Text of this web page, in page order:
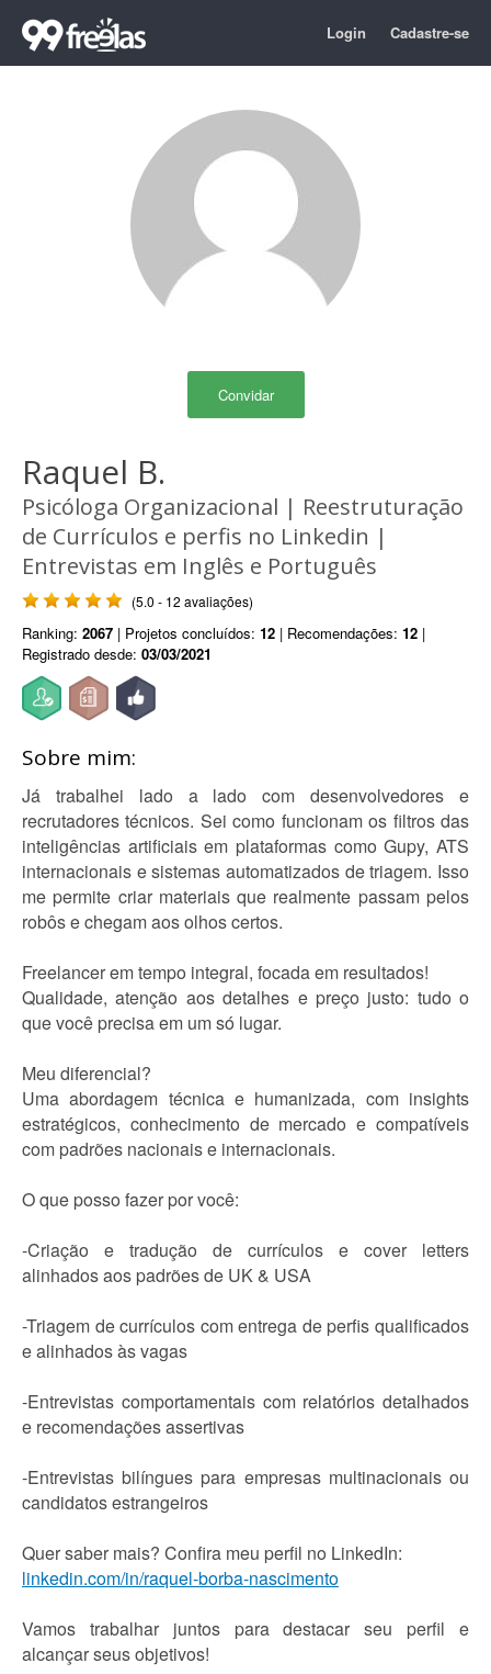
Login Cadastre-se
Convidar
Raquel B.
Psicóloga Organizacional | Reestruturação
de Currículos e perfis no Linkedin |
Entrevistas em Inglês e Português
(5.0 - 12 avaliações)
Ranking: 2067 | Projetos concluídos: 12 | Recomendações: 12 |
Registrado desde: 03/03/2021
Sobre mim:
Já trabalhei lado a lado com desenvolvedores e
recrutadores técnicos. Sei como funcionam os filtros das
inteligências artificiais em plataformas como Gupy, ATS
internacionais e sistemas automatizados de triagem. Isso
me permite criar materiais que realmente passam pelos
robôs e chegam aos olhos certos.
Freelancer em tempo integral, focada em resultados!
Qualidade, atenção aos detalhes e preço justo: tudo o
que você precisa em um só lugar.
Meu diferencial?
Uma abordagem técnica e humanizada, com insights
estratégicos, conhecimento de mercado e compatíveis
com padrões nacionais e internacionais.
O que posso fazer por você:
-Criação e tradução de currículos e cover letters
alinhados aos padrões de UK & USA
-Triagem de currículos com entrega de perfis qualificados
e alinhados às vagas
-Entrevistas comportamentais com relatórios detalhados
e recomendações assertivas
-Entrevistas bilíngues para empresas multinacionais ou
candidatos estrangeiros
Quer saber mais? Confira meu perfil no LinkedIn:
linkedin.com/in/raquel-borba-nascimento
Vamos trabalhar juntos para destacar seu perfil e
alcançar seus objetivos!